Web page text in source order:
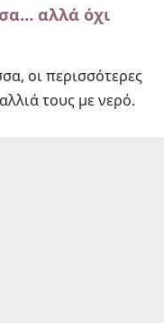
αλλά όχι
οι περισσότερες
τους με νερό.